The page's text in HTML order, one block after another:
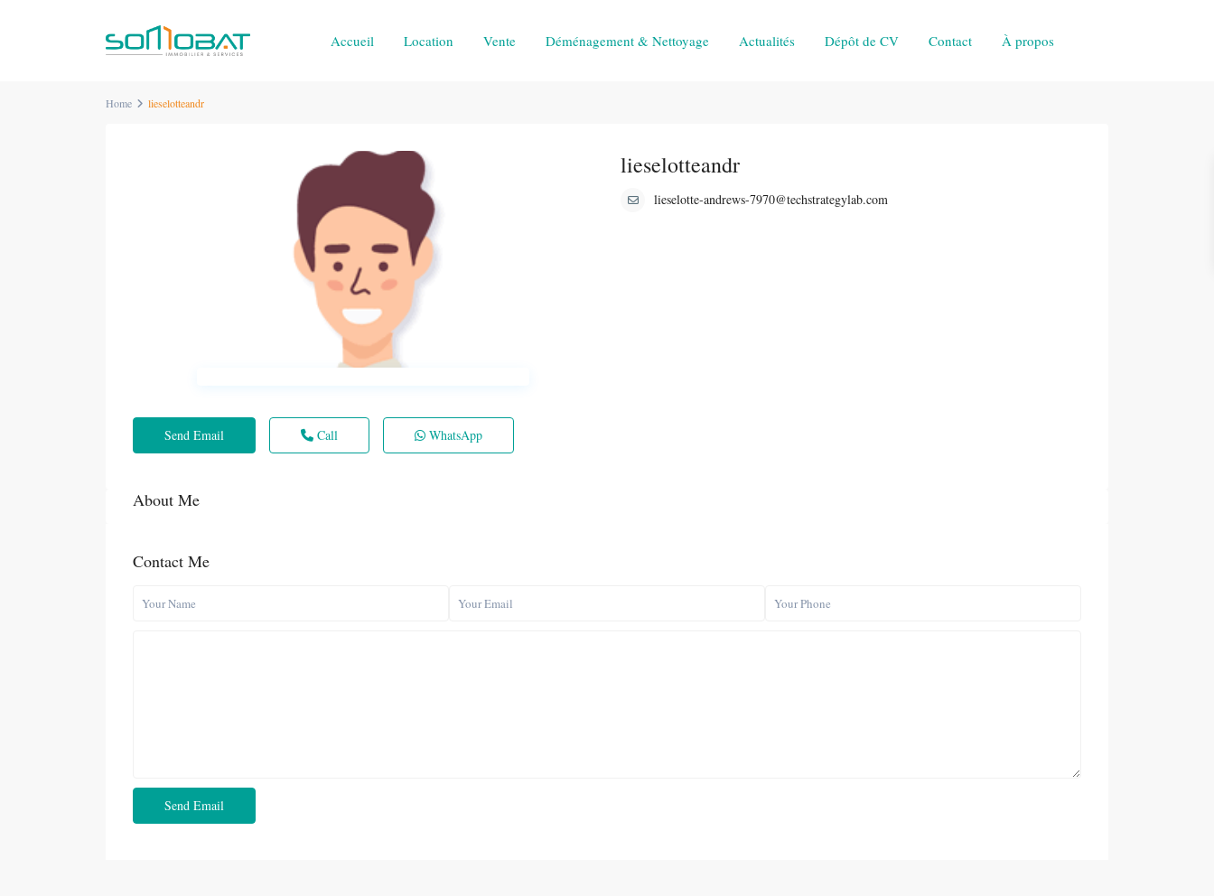
Accueil Location Vente Déménagement & Nettoyage Actualités Dépôt de CV Contact À propos
Home lieselotteandr
lieselotteandr
lieselotte-andrews-7970@techstrategylab.com
Send Email Call WhatsApp
About Me
Contact Me